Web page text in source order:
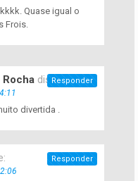
Quase igual o
Frois.
Rocha disse:
divertida .
Responder
Responder